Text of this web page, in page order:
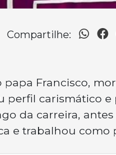
Compartilhe:
Francisco,
perfil carismático
da carreira,
e trabalhou como